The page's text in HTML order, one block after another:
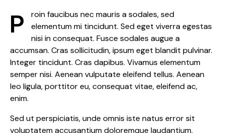
Proin faucibus nec mauris a sodales, sed
elementum mi tincidunt. Sed eget viverra egestas
nisi in consequat. Fusce sodales augue a
accumsan. Cras sollicitudin, ipsum eget blandit pulvinar.
Integer tincidunt. Cras dapibus. Vivamus elementum
semper nisi. Aenean vulputate eleifend tellus. Aenean
leo ligula, porttitor eu, consequat vitae, eleifend ac,
enim.
Sed ut perspiciatis, unde omnis iste natus error sit
voluptatem accusantium doloremque laudantium,